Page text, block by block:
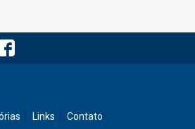
Links Contato